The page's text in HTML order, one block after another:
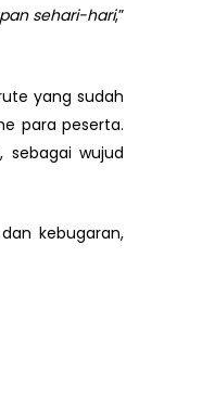
sehari-hari,”
yang sudah
para peserta.
wujud
kebugaran,